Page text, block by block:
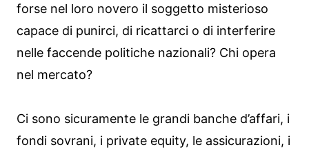
forse nel loro novero il soggetto misterioso
capace di punirci, di ricattarci o di interferire
nelle faccende politiche nazionali? Chi opera
nel mercato?
Ci sono sicuramente le grandi banche d’affari, i
fondi sovrani, i private equity, le assicurazioni, i